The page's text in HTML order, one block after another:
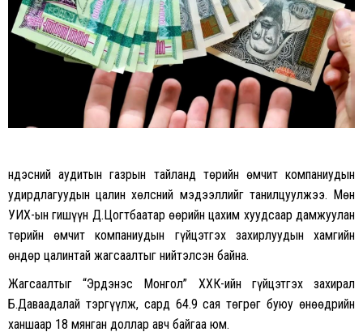
Үндэсний аудитын газрын тайланд төрийн өмчит компаниудын
удирдлагуудын цалин хөлсний мэдээллийг танилцуулжээ. Мөн
УИХ-ын гишүүн Д.Цогтбаатар өөрийн цахим хуудсаар дамжуулан
төрийн өмчит компаниудын гүйцэтгэх захирлуудын хамгийн
өндөр цалинтай жагсаалтыг нийтэлсэн байна.
Жагсаалтыг “Эрдэнэс Монгол” ХХК-ийн гүйцэтгэх захирал
Б.Даваадалай тэргүүлж, сард 64.9 сая төгрөг буюу өнөөдрийн
ханшаар 18 мянган доллар авч байгаа юм.